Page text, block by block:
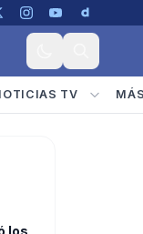
TV
los